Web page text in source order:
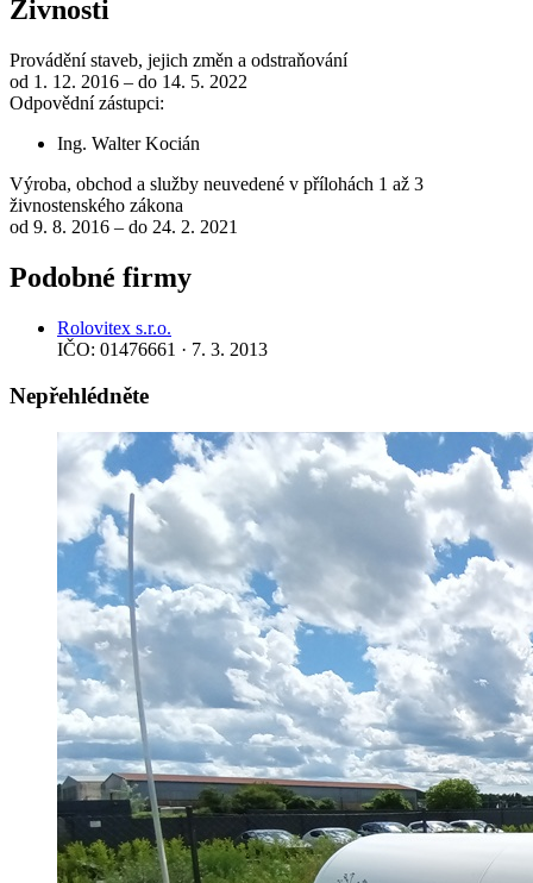
Živnosti
Provádění staveb, jejich změn a odstraňování
od 1. 12. 2016 – do 14. 5. 2022
Odpovědní zástupci:
Ing. Walter Kocián
Výroba, obchod a služby neuvedené v přílohách 1 až 3
živnostenského zákona
od 9. 8. 2016 – do 24. 2. 2021
Podobné firmy
Rolovitex s.r.o.
IČO: 01476661 · 7. 3. 2013
Nepřehlédněte